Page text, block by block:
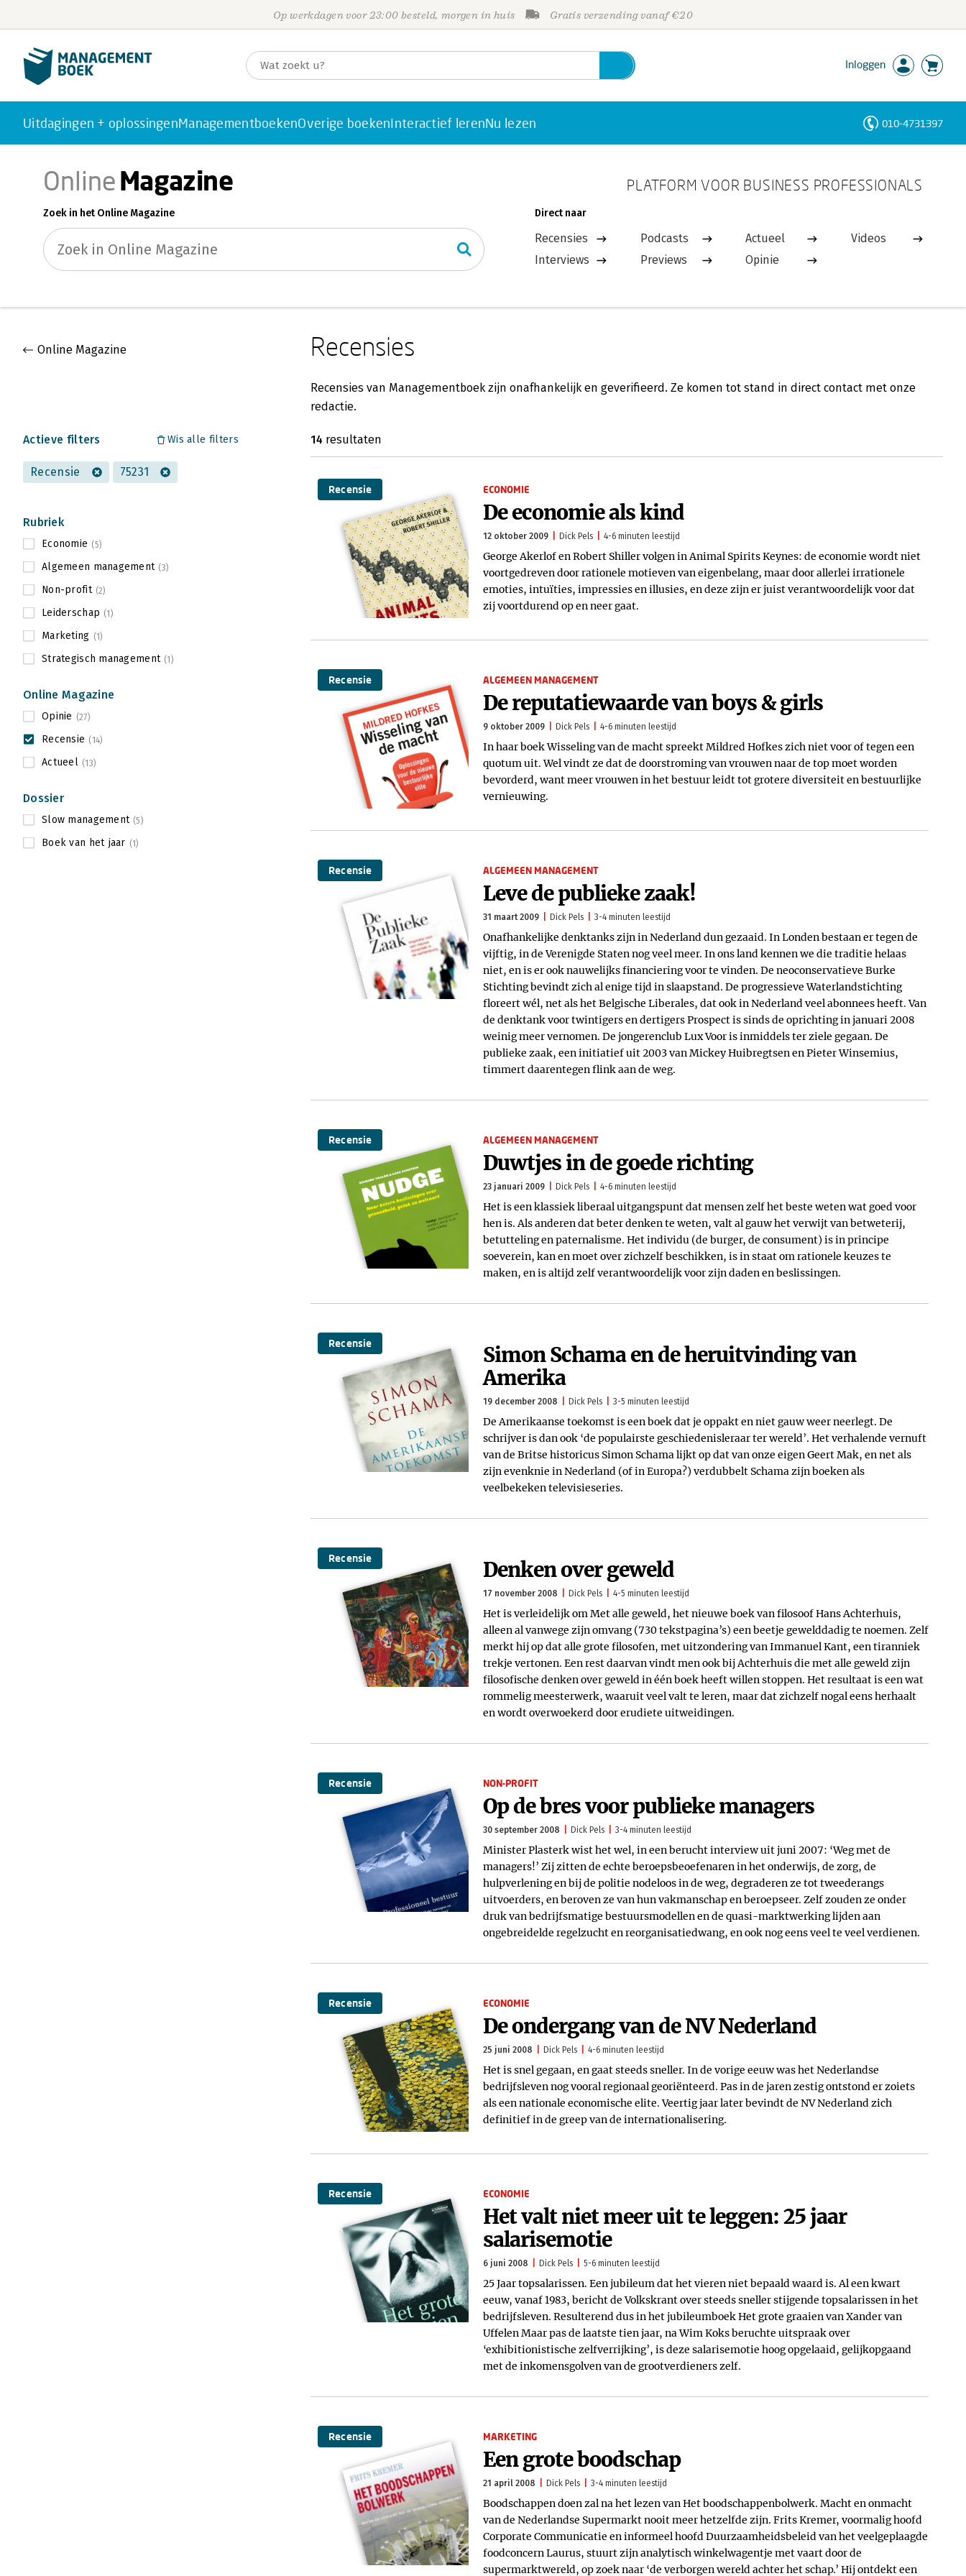
Op werkdagen voor 23:00 besteld, morgen in huis Gratis verzending vanaf €20
Inloggen
Uitdagingen + oplossingenManagementboekenOverige boekenInteractief lerenNu lezen 010-4731397
OnlineMagazine PLATFORM VOOR BUSINESS PROFESSIONALS
Zoek in het Online Magazine Direct naar
Recensies
Interviews
Podcasts
Previews
Actueel
Opinie
Videos
Gevonden artikelen
Online Magazine
Actieve filters Wis alle filters
Recensie 75231
Rubriek
Economie (5)
Algemeen management (3)
Non-profit (2)
Leiderschap (1)
Marketing (1)
Strategisch management (1)
Online Magazine
Opinie (27)
Recensie (14)
Actueel (13)
Dossier
Slow management (5)
Boek van het jaar (1)
Recensies
Recensies van Managementboek zijn onafhankelijk en geverifieerd. Ze komen tot stand in direct contact met onze
redactie.
14 resultaten
Recensie ECONOMIE
De economie als kind
12 oktober 2009 Dick Pels 4-6 minuten leestijd
George Akerlof en Robert Shiller volgen in Animal Spirits Keynes: de economie wordt niet
voortgedreven door rationele motieven van eigenbelang, maar door allerlei irrationele
emoties, intuïties, impressies en illusies, en deze zijn er juist verantwoordelijk voor dat
zij voortdurend op en neer gaat.
Recensie ALGEMEEN MANAGEMENT
De reputatiewaarde van boys & girls
9 oktober 2009 Dick Pels 4-6 minuten leestijd
In haar boek Wisseling van de macht spreekt Mildred Hofkes zich niet voor of tegen een
quotum uit. Wel vindt ze dat de doorstroming van vrouwen naar de top moet worden
bevorderd, want meer vrouwen in het bestuur leidt tot grotere diversiteit en bestuurlijke
vernieuwing.
Recensie ALGEMEEN MANAGEMENT
Leve de publieke zaak!
31 maart 2009 Dick Pels 3-4 minuten leestijd
Onafhankelijke denktanks zijn in Nederland dun gezaaid. In Londen bestaan er tegen de
vijftig, in de Verenigde Staten nog veel meer. In ons land kennen we die traditie helaas
niet, en is er ook nauwelijks financiering voor te vinden. De neoconservatieve Burke
Stichting bevindt zich al enige tijd in slaapstand. De progressieve Waterlandstichting
floreert wél, net als het Belgische Liberales, dat ook in Nederland veel abonnees heeft. Van
de denktank voor twintigers en dertigers Prospect is sinds de oprichting in januari 2008
weinig meer vernomen. De jongerenclub Lux Voor is inmiddels ter ziele gegaan. De
publieke zaak, een initiatief uit 2003 van Mickey Huibregtsen en Pieter Winsemius,
timmert daarentegen flink aan de weg.
Recensie ALGEMEEN MANAGEMENT
Duwtjes in de goede richting
23 januari 2009 Dick Pels 4-6 minuten leestijd
Het is een klassiek liberaal uitgangspunt dat mensen zelf het beste weten wat goed voor
hen is. Als anderen dat beter denken te weten, valt al gauw het verwijt van betweterij,
betutteling en paternalisme. Het individu (de burger, de consument) is in principe
soeverein, kan en moet over zichzelf beschikken, is in staat om rationele keuzes te
maken, en is altijd zelf verantwoordelijk voor zijn daden en beslissingen.
Recensie
Simon Schama en de heruitvinding van
Amerika
19 december 2008 Dick Pels 3-5 minuten leestijd
De Amerikaanse toekomst is een boek dat je oppakt en niet gauw weer neerlegt. De
schrijver is dan ook ‘de populairste geschiedenisleraar ter wereld’. Het verhalende vernuft
van de Britse historicus Simon Schama lijkt op dat van onze eigen Geert Mak, en net als
zijn evenknie in Nederland (of in Europa?) verdubbelt Schama zijn boeken als
veelbekeken televisieseries.
Recensie Denken over geweld
17 november 2008 Dick Pels 4-5 minuten leestijd
Het is verleidelijk om Met alle geweld, het nieuwe boek van filosoof Hans Achterhuis,
alleen al vanwege zijn omvang (730 tekstpagina’s) een beetje gewelddadig te noemen. Zelf
merkt hij op dat alle grote filosofen, met uitzondering van Immanuel Kant, een tiranniek
trekje vertonen. Een rest daarvan vindt men ook bij Achterhuis die met alle geweld zijn
filosofische denken over geweld in één boek heeft willen stoppen. Het resultaat is een wat
rommelig meesterwerk, waaruit veel valt te leren, maar dat zichzelf nogal eens herhaalt
en wordt overwoekerd door erudiete uitweidingen.
Recensie NON-PROFIT
Op de bres voor publieke managers
30 september 2008 Dick Pels 3-4 minuten leestijd
Minister Plasterk wist het wel, in een berucht interview uit juni 2007: ‘Weg met de
managers!’ Zij zitten de echte beroepsbeoefenaren in het onderwijs, de zorg, de
hulpverlening en bij de politie nodeloos in de weg, degraderen ze tot tweederangs
uitvoerders, en beroven ze van hun vakmanschap en beroepseer. Zelf zouden ze onder
druk van bedrijfsmatige bestuursmodellen en de quasi-marktwerking lijden aan
ongebreidelde regelzucht en reorganisatiedwang, en ook nog eens veel te veel verdienen.
Recensie ECONOMIE
De ondergang van de NV Nederland
25 juni 2008 Dick Pels 4-6 minuten leestijd
Het is snel gegaan, en gaat steeds sneller. In de vorige eeuw was het Nederlandse
bedrijfsleven nog vooral regionaal georiënteerd. Pas in de jaren zestig ontstond er zoiets
als een nationale economische elite. Veertig jaar later bevindt de NV Nederland zich
definitief in de greep van de internationalisering.
Recensie ECONOMIE
Het valt niet meer uit te leggen: 25 jaar
salarisemotie
6 juni 2008 Dick Pels 5-6 minuten leestijd
25 Jaar topsalarissen. Een jubileum dat het vieren niet bepaald waard is. Al een kwart
eeuw, vanaf 1983, bericht de Volkskrant over steeds sneller stijgende topsalarissen in het
bedrijfsleven. Resulterend dus in het jubileumboek Het grote graaien van Xander van
Uffelen Maar pas de laatste tien jaar, na Wim Koks beruchte uitspraak over
‘exhibitionistische zelfverrijking’, is deze salarisemotie hoog opgelaaid, gelijkopgaand
met de inkomensgolven van de grootverdieners zelf.
Recensie MARKETING
Een grote boodschap
21 april 2008 Dick Pels 3-4 minuten leestijd
Boodschappen doen zal na het lezen van Het boodschappenbolwerk. Macht en onmacht
van de Nederlandse Supermarkt nooit meer hetzelfde zijn. Frits Kremer, voormalig hoofd
Corporate Communicatie en informeel hoofd Duurzaamheidsbeleid van het veelgeplaagde
foodconcern Laurus, stuurt zijn analytisch winkelwagentje met vaart door de
supermarktwereld, op zoek naar ‘de verborgen wereld achter het schap.’ Hij ontdekt een
Personen
Trefwoorden